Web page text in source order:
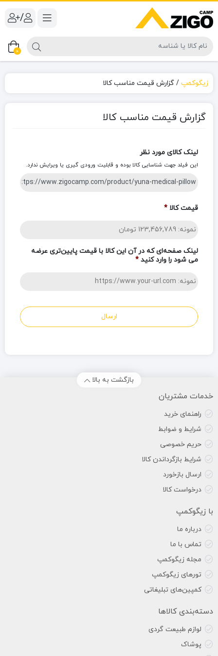
/
0
زیگوکمپ / گزارش قیمت مناسب کالا
گزارش قیمت مناسب کالا
لینک کالای مورد نظر
این فیلد جهت شناسایی کالا بوده و قابلیت ورودی گیری یا ویرایش ندارد.
قیمت کالا *
لینک صفحه‌ای که در آن این کالا با قیمت پایین‌تری عرضه
می شود را وارد کنید *
بازگشت به بالا
خدمات مشتریان
راهنمای خرید
شرایط و ضوابط
حریم خصوصی
شرایط بازگرداندن کالا
ارسال بازخورد
درخواست کالا
با زیگوکمپ
درباره ما
تماس با ما
مجله زیگوکمپ
تورهای زیگوکمپ
کمپین‌های تبلیغاتی
دسته‌بندی کالاها
لوازم طبیعت گردی
پوشاک